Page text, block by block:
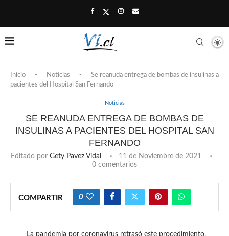
Inicio - Noticias -
Se reanuda entrega de bombas de insulinas a
pacientes del Hospital San Fernando
Noticias
SE REANUDA ENTREGA DE BOMBAS DE
INSULINAS A PACIENTES DEL HOSPITAL SAN
FERNANDO
Editado por Gety Pavez Vidal
11 de Noviembre de 2021
0 comentarios
COMPARTIR 0
La pandemia por coronavirus retrasó este procedimiento,